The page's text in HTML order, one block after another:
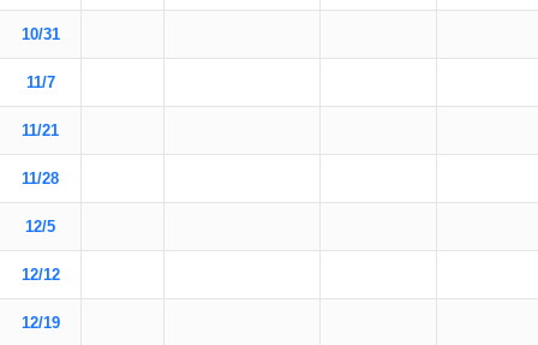
10/31
11/7
11/21
11/28
12/5
12/12
12/19